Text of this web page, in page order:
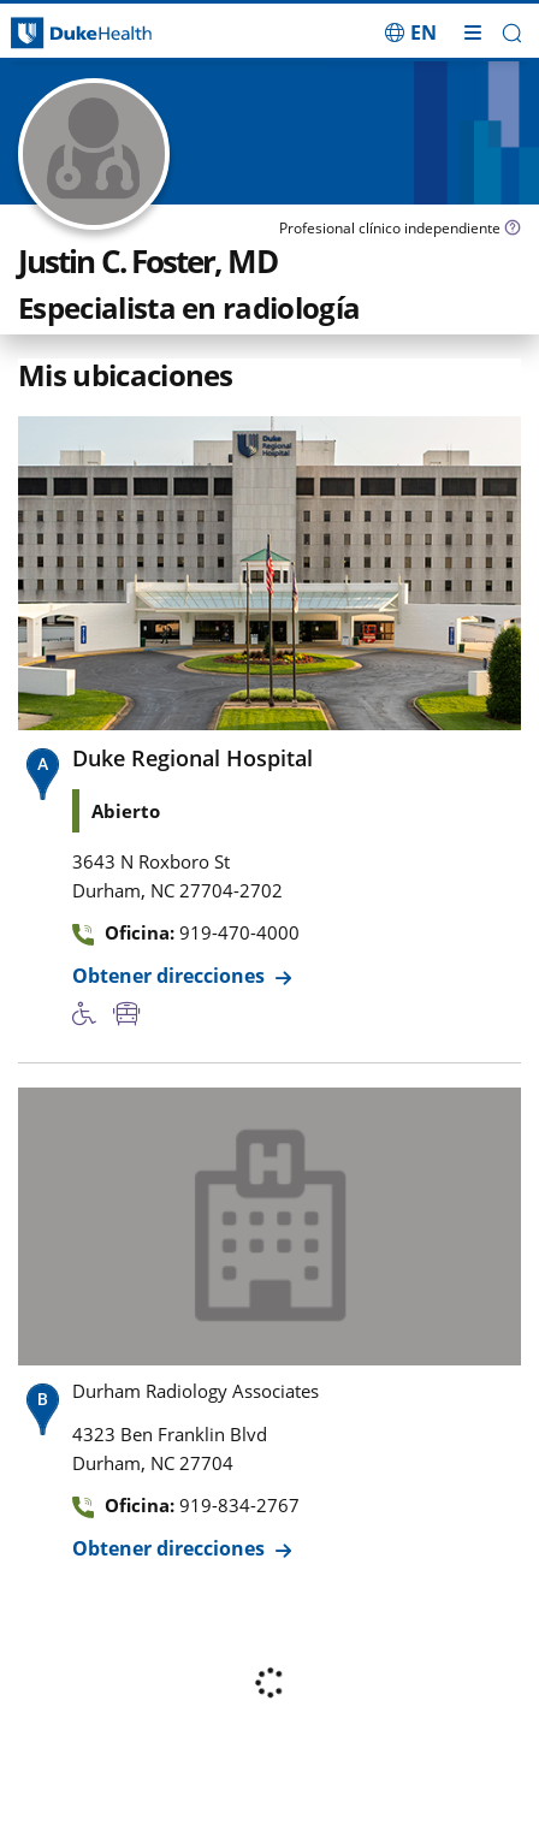
EN
Profesional clínico independiente
Justin C. Foster, MD
Especialista en radiología
Mis ubicaciones
Duke Regional Hospital
Abierto
3643 N Roxboro St
Durham, NC 27704-2702
Oficina: 919-470-4000
Obtener direcciones
Durham Radiology Associates
4323 Ben Franklin Blvd
Durham, NC 27704
Oficina: 919-834-2767
Obtener direcciones